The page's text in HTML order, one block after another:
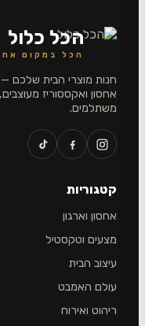
הכל כלול
הכל במקום
חנות מוצרי הבית שלכם
אחסון ואקססוריז
משתלמים.
קטגוריות
אחסון וארגון
מצעים וטקסטיל
עיצוב הבית
עולם האמבט
ריהוט ואירוח